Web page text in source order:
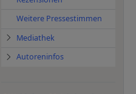
Weitere Pressestimmen
Mediathek
Autoreninfos